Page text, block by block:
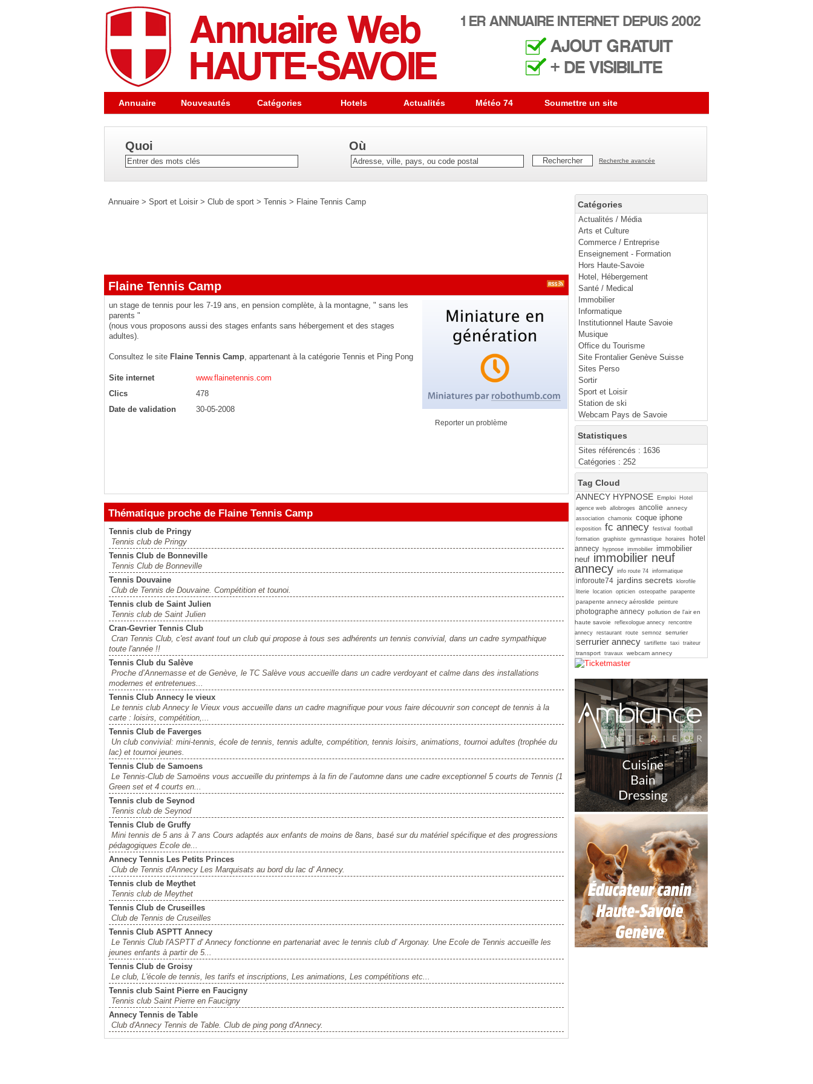
Annuaire Nouveautés Catégories Hotels Actualités Météo 74 Soumettre un site
Quoi Où
Recherche avancée
Catégories
Actualités / Média
Arts et Culture
Commerce / Entreprise
Enseignement - Formation
Hors Haute-Savoie
Hotel, Hébergement
Santé / Medical
Immobilier
Informatique
Institutionnel Haute Savoie
Musique
Office du Tourisme
Site Frontalier Genève Suisse
Sites Perso
Sortir
Sport et Loisir
Station de ski
Webcam Pays de Savoie
Statistiques
Sites référencés : 1636
Catégories : 252
Tag Cloud
ANNECY HYPNOSE Emploi
Hotel
agence web allobroges ancolie annecy
association chamonix coque iphone
exposition fc annecy festival
football
formation graphiste gymnastique horaires
hotel
annecy
hypnose immobilier immobilier
neuf immobilier neuf
annecy info route 74 informatique
inforoute74 jardins secrets
klorofile
literie
location opticien osteopathe parapente
parapente annecy aéroslide peinture
photographe annecy pollution de l'air en
haute savoie
reflexologue annecy rencontre
annecy restaurant route semnoz serrurier
serrurier annecy tartiflette taxi traiteur
transport travaux webcam annecy
Annuaire > Sport et Loisir > Club de sport > Tennis > Flaine Tennis Camp
Flaine Tennis Camp
un stage de tennis pour les 7-19 ans, en pension complète, à la montagne, " sans les
parents "
(nous vous proposons aussi des stages enfants sans hébergement et des stages
adultes).
Consultez le site Flaine Tennis Camp, appartenant à la catégorie Tennis et Ping Pong
Site internet
www.flainetennis.com
Clics
478
Date de validation
30-05-2008
Reporter un problème
Thématique proche de Flaine Tennis Camp
Tennis club de Pringy
Tennis club de Pringy
Tennis Club de Bonneville
Tennis Club de Bonneville
Tennis Douvaine
Club de Tennis de Douvaine. Compétition et tounoi.
Tennis club de Saint Julien
Tennis club de Saint Julien
Cran-Gevrier Tennis Club
Cran Tennis Club, c'est avant tout un club qui propose à tous ses adhérents un tennis convivial, dans un cadre sympathique
toute l'année !!
Tennis Club du Salève
Proche d’Annemasse et de Genève, le TC Salève vous accueille dans un cadre verdoyant et calme dans des installations
modernes et entretenues...
Tennis Club Annecy le vieux
Le tennis club Annecy le Vieux vous accueille dans un cadre magnifique pour vous faire découvrir son concept de tennis à la
carte : loisirs, compétition,...
Tennis Club de Faverges
Un club convivial: mini-tennis, école de tennis, tennis adulte, compétition, tennis loisirs, animations, tournoi adultes (trophée du
lac) et tournoi jeunes.
Tennis Club de Samoens
Le Tennis-Club de Samoëns vous accueille du printemps à la fin de l’automne dans une cadre exceptionnel 5 courts de Tennis (1
Green set et 4 courts en...
Tennis club de Seynod
Tennis club de Seynod
Tennis Club de Gruffy
Mini tennis de 5 ans à 7 ans Cours adaptés aux enfants de moins de 8ans, basé sur du matériel spécifique et des progressions
pédagogiques Ecole de...
Annecy Tennis Les Petits Princes
Club de Tennis d'Annecy Les Marquisats au bord du lac d' Annecy.
Tennis club de Meythet
Tennis club de Meythet
Tennis Club de Cruseilles
Club de Tennis de Cruseilles
Tennis Club ASPTT Annecy
Le Tennis Club l'ASPTT d' Annecy fonctionne en partenariat avec le tennis club d' Argonay. Une Ecole de Tennis accueille les
jeunes enfants à partir de 5...
Tennis Club de Groisy
Le club, L'école de tennis, les tarifs et inscriptions, Les animations, Les compétitions etc...
Tennis club Saint Pierre en Faucigny
Tennis club Saint Pierre en Faucigny
Annecy Tennis de Table
Club d'Annecy Tennis de Table. Club de ping pong d'Annecy.